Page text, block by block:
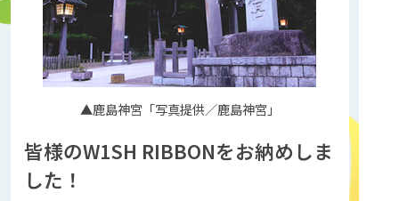
▲鹿島神宮「写真提供／鹿島神宮」
皆様のW1SH RIBBONをお納めしま
した！